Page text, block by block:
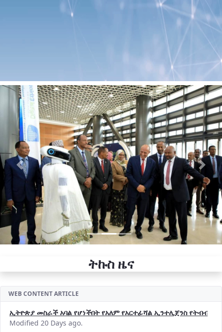
Previous Next
ትኩስ ዜና
WEB CONTENT ARTICLE
ኢትዮጵያ መስራች አባል የሆነችበት የአለም የአርተፊሻል ኢንተሊጀንስ የትብብር
Modified 20 Days ago.